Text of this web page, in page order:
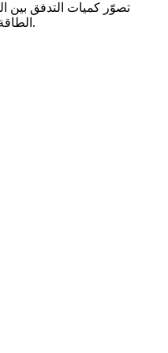
تصوّر كميات التدفق بين
الطاقة وتخصيص الميزانيات وقمع التحويل.